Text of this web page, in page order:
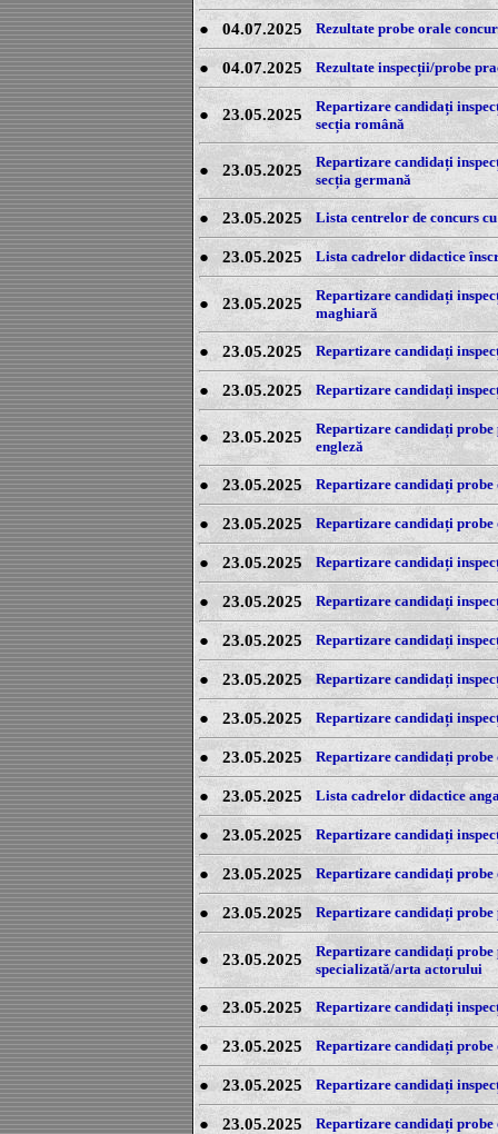
● 04.07.2025 Rezultate probe orale
●04.07.2025 Rezultate inspecții/probe
●23.05.2025
Repartizare candidați
secția română
● 23.05.2025
Repartizare candidați
secția germană
● 23.05.2025 Lista centrelor de concurs
● 23.05.2025 Lista cadrelor didactice
● 23.05.2025
Repartizare candidați
maghiară
● 23.05.2025 Repartizare candidați
● 23.05.2025 Repartizare candidați
● 23.05.2025
Repartizare candidați
engleză
● 23.05.2025 Repartizare candidați
●23.05.2025 Repartizare candidați
● 23.05.2025 Repartizare candidați
● 23.05.2025 Repartizare candidați
● 23.05.2025 Repartizare candidați
● 23.05.2025 Repartizare candidați
● 23.05.2025 Repartizare candidați
● 23.05.2025 Repartizare candidați
● 23.05.2025 Lista cadrelor didactice
● 23.05.2025 Repartizare candidați
● 23.05.2025 Repartizare candidați
● 23.05.2025 Repartizare candidați
● 23.05.2025
Repartizare candidați
specializată/arta actorului
● 23.05.2025 Repartizare candidați
● 23.05.2025 Repartizare candidați
●23.05.2025 Repartizare candidați
● 23.05.2025 Repartizare candidați